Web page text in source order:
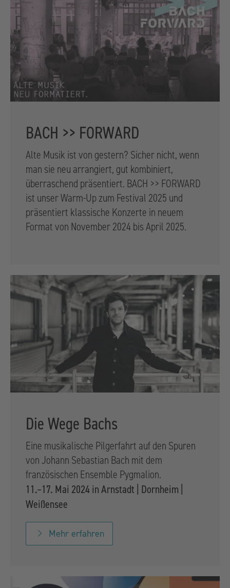
BACH >> FORWARD
Alte Musik ist von gestern? Sicher nicht, wenn
man sie neu arrangiert, gut kombiniert,
überraschend präsentiert. BACH >> FORWARD
ist unser Warm-Up zum Festival 2025 und
präsentiert klassische Konzerte in neuem
Format von November 2024 bis April 2025.
Die Wege Bachs
Eine musikalische Pilgerfahrt auf den Spuren
von Johann Sebastian Bach mit dem
französischen Ensemble Pygmalion.
11.–17. Mai 2024 in Arnstadt | Dornheim |
Weißensee
Mehr erfahren